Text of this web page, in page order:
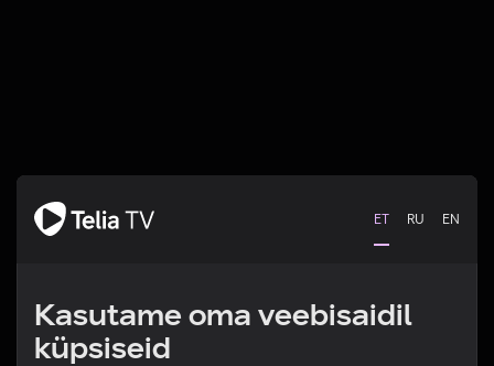
ET RU EN
Kasutame oma veebisaidil
küpsiseid